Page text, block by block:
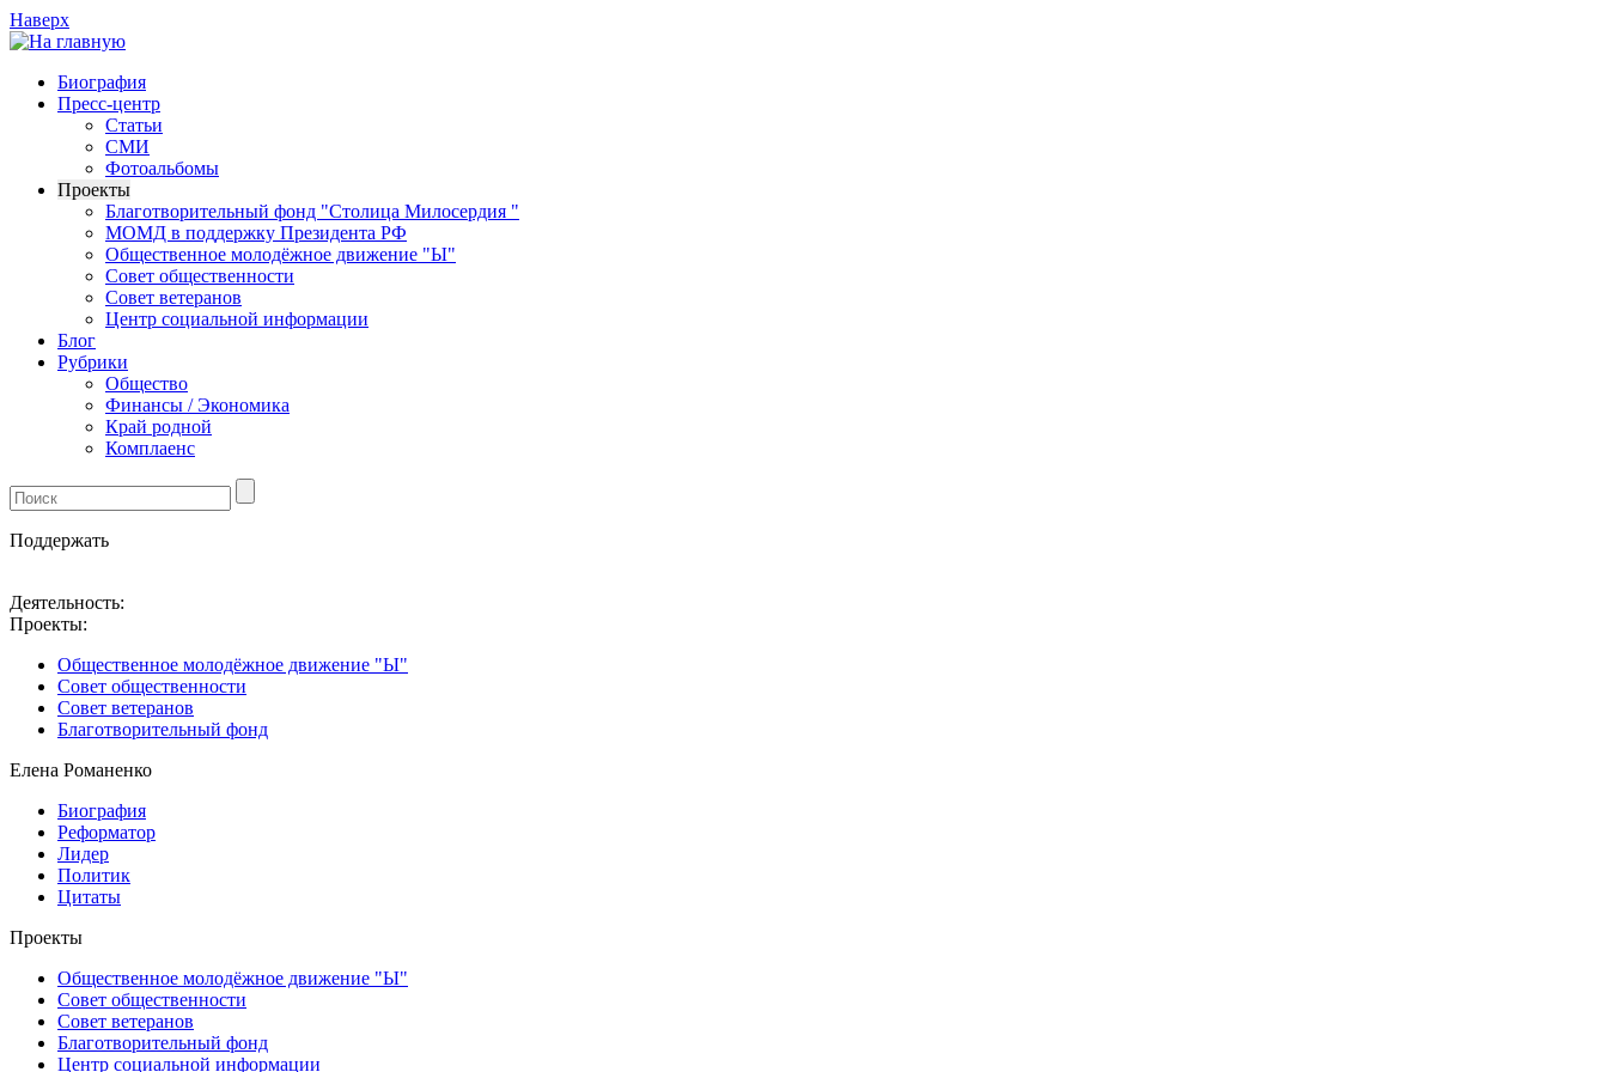
Наверх
Биография
Пресс-центр
Статьи
СМИ
Фотоальбомы
Проекты
Благотворительный фонд "Столица Милосердия "
МОМД в поддержку Президента РФ
Общественное молодёжное движение "Ы"
Совет общественности
Совет ветеранов
Центр социальной информации
Блог
Рубрики
Общество
Финансы / Экономика
Край родной
Комплаенс
Поддержать
Деятельность:
Проекты:
Общественное молодёжное движение "Ы"
Совет общественности
Совет ветеранов
Благотворительный фонд
Елена Романенко
Биография
Реформатор
Лидер
Политик
Цитаты
Проекты
Общественное молодёжное движение "Ы"
Совет общественности
Совет ветеранов
Благотворительный фонд
Центр социальной информации